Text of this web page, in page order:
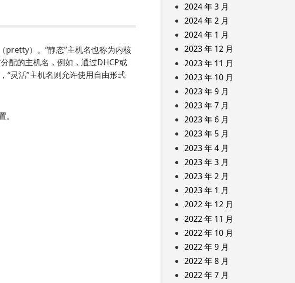
pretty）。“静态”主机名也称为内核
配的主机名，例如，通过DHCP或
“灵活”主机名则允许使用自由形式
2024 年 3 月
2024 年 2 月
2024 年 1 月
2023 年 12 月
2023 年 11 月
2023 年 10 月
2023 年 9 月
2023 年 7 月
2023 年 6 月
2023 年 5 月
2023 年 4 月
2023 年 3 月
2023 年 2 月
2023 年 1 月
2022 年 12 月
2022 年 11 月
2022 年 10 月
2022 年 9 月
2022 年 8 月
2022 年 7 月